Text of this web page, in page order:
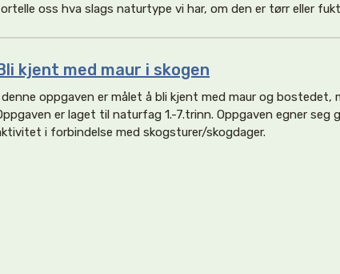
oss hva slags naturtype vi har, om den er tørr eller
kjent med maur i skogen
denne oppgaven er målet å bli kjent med maur og bostedet,
er laget til naturfag 1.-7.trinn. Oppgaven egner seg
i forbindelse med skogsturer/skogdager.